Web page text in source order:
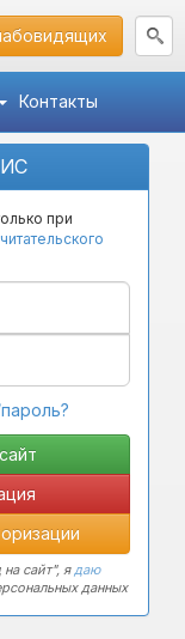
Контакты
при
сайт", ядаю
данных